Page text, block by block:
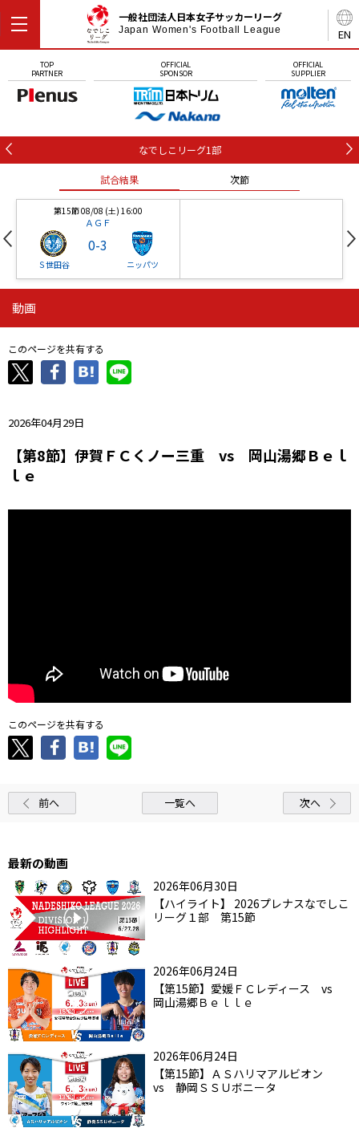
EN
一般社団法人日本女子サッカーリーグ
Japan Women's Football League
TOP
PARTNER
OFFICIAL
SPONSOR
OFFICIAL
SUPPLIER
なでしこリーグ1部
試合結果 次節
第15節 08/08 (土) 16:00
ＡＧＦ
Ｓ世田谷
0-3
ニッパツ
ニッパツ
ニッパツ
-
石人の星
動画
このページを共有する
2026年04月29日
【第8節】伊賀ＦＣくノー三重 vs 岡山湯郷Ｂｅｌ
ｌｅ
このページを共有する
前へ 一覧へ 次へ
最新の動画
2026年06月30日
【ハイライト】 2026プレナスなでしこ
リーグ１部 第15節
2026年06月24日
【第15節】愛媛ＦＣレディース vs
岡山湯郷Ｂｅｌｌｅ
2026年06月24日
【第15節】ＡＳハリマアルビオン
vs 静岡ＳＳＵボニータ